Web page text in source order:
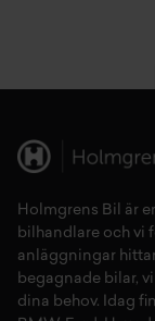
Holmgrens Bil är
bilhandlare och vi
anläggningar
begagnade bilar,
dina behov. Idag